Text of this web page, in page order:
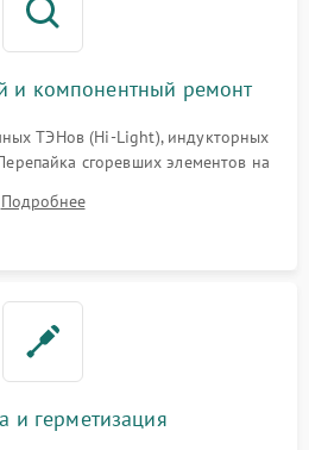
и компонентный ремонт
ТЭНов (Hi-Light), индукторных
сгоревших элементов на
и замена поврежденной
Подробнее
и герметизация